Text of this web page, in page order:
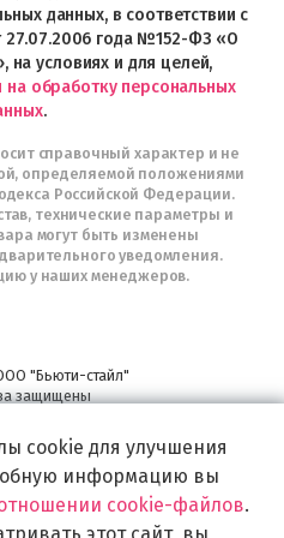
Telegram
данных, в соответствии с
года №152-ФЗ «О
на условиях и для целей,
на обработку персональных
.
справочный характер и не
определяемой положениями
Российской Федерации.
технические параметры и
могут быть изменены
уведомления.
у наших менеджеров.
"Бьюти-стайл"
защищены
и принадлежностей для
по созданию Вашего образа и стиля.
cookie для улучшения
информацию вы
cookie-файлов.